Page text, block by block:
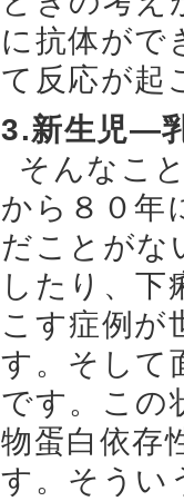
に抗体がで
て反応が起
3.新生児—
そんなこ
から８０年
だことがな
したり、下
こす症例が
す。そして
です。この
物蛋白依存
す。そうい